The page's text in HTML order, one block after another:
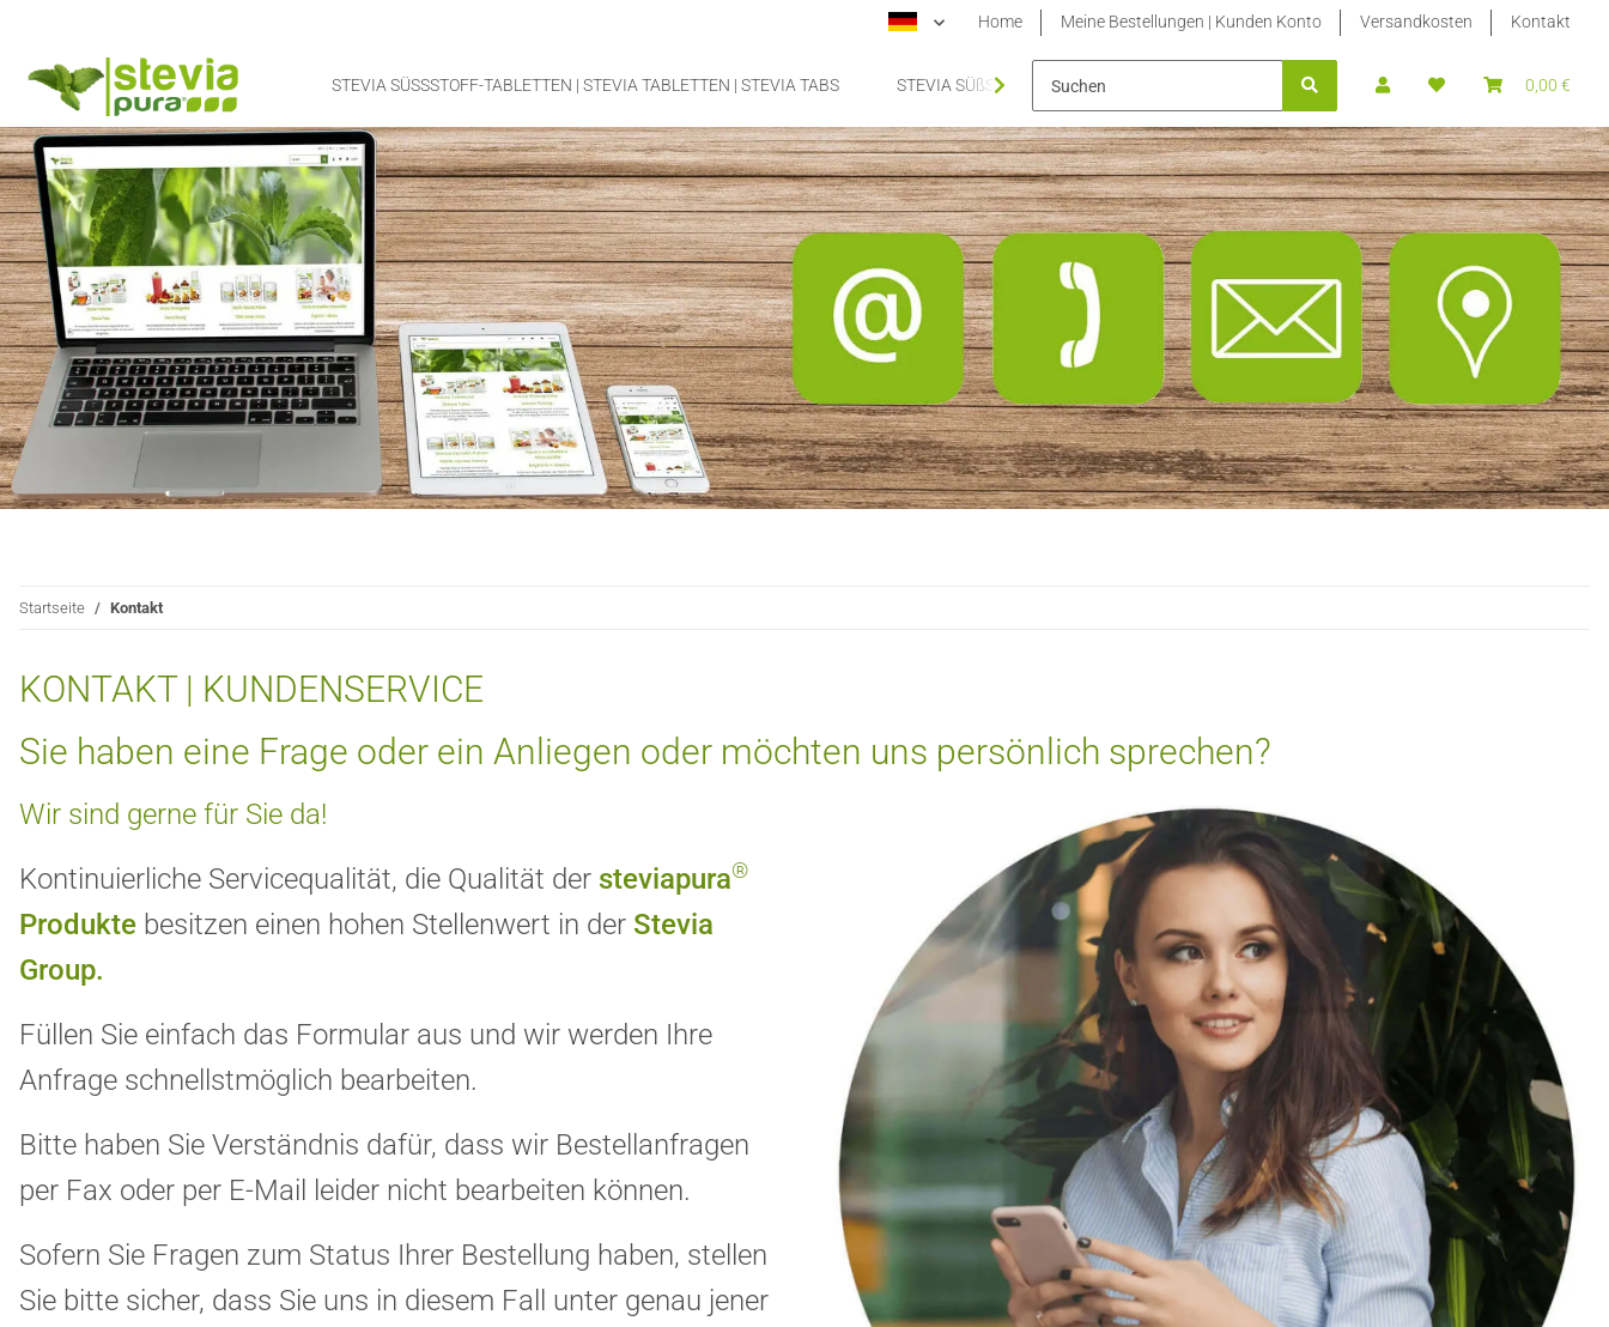
Home Meine Bestellungen | Kunden Konto Versandkosten Kontakt
0,00 €
STEVIA SÜSSSTOFF-TABLETTEN | STEVIA TABLETTEN | STEVIA TABS STEVIA SÜßSTOFFTABLETTEN NACHFÜLLPACKUNGEN STEVIA FLÜSSIG | STEVIA
Startseite Kontakt
KONTAKT | KUNDENSERVICE
Sie haben eine Frage oder ein Anliegen oder möchten uns persönlich sprechen?
Wir sind gerne für Sie da!
Kontinuierliche Servicequalität, die Qualität der steviapura®
Produkte besitzen einen hohen Stellenwert in der Stevia
Group.
Füllen Sie einfach das Formular aus und wir werden Ihre
Anfrage schnellstmöglich bearbeiten.
Bitte haben Sie Verständnis dafür, dass wir Bestellanfragen
per Fax oder per E-Mail leider nicht bearbeiten können.
Sofern Sie Fragen zum Status Ihrer Bestellung haben, stellen
Sie bitte sicher, dass Sie uns in diesem Fall unter genau jener